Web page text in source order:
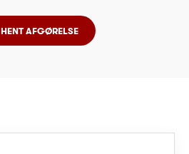
HENT AFGØRELSE